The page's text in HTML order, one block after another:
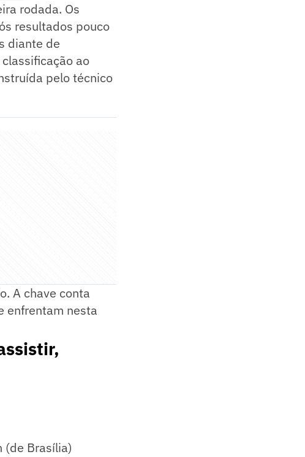
rodada. Os
resultados pouco
diante de
ao
pelo técnico
A chave conta
enfrentam nesta
(de Brasília)